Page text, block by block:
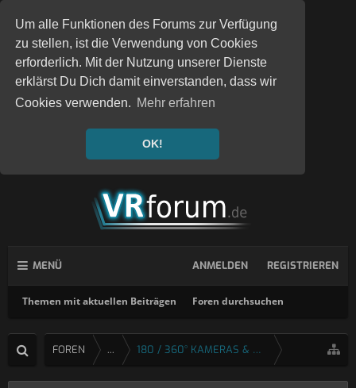
Um alle Funktionen des Forums zur Verfügung
zu stellen, ist die Verwendung von Cookies
erforderlich. Mit der Nutzung unserer Dienste
erklärst Du Dich damit einverstanden, dass wir
Cookies verwenden. Mehr erfahren
OK!
MENÜ
Themen mit aktuellen Beiträgen Foren durchsuchen
ANMELDEN REGISTRIEREN
FOREN ... 180 / 360° KAMERAS & ZUBEHÖR